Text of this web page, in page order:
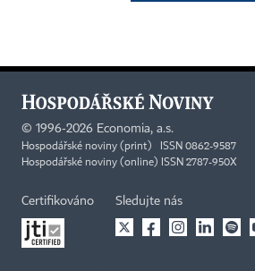
© 1996-2026 Economia, a.s.
Hospodářské noviny (print) ISSN 0862-9587
Hospodářské noviny (online) ISSN 2787-950X
Certifikováno Sledujte nás